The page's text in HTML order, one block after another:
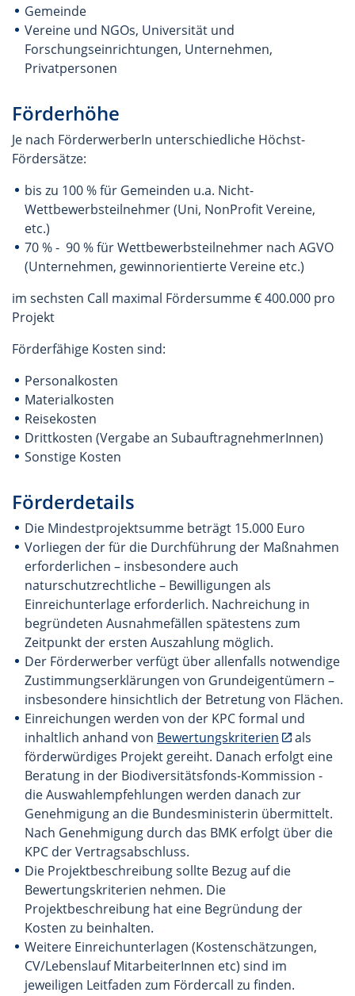
Gemeinde
Vereine und NGOs, Universität und
Forschungseinrichtungen, Unternehmen,
Privatpersonen
Förderhöhe
Je nach FörderwerberIn unterschiedliche Höchst-
Fördersätze:
bis zu 100 % für Gemeinden u.a. Nicht-
Wettbewerbsteilnehmer (Uni, NonProfit Vereine,
etc.)
70 % - 90 % für Wettbewerbsteilnehmer nach AGVO
(Unternehmen, gewinnorientierte Vereine etc.)
im sechsten Call maximal Fördersumme € 400.000 pro
Projekt
Förderfähige Kosten sind:
Personalkosten
Materialkosten
Reisekosten
Drittkosten (Vergabe an SubauftragnehmerInnen)
Sonstige Kosten
Förderdetails
Die Mindestprojektsumme beträgt 15.000 Euro
Vorliegen der für die Durchführung der Maßnahmen
erforderlichen – insbesondere auch
naturschutzrechtliche – Bewilligungen als
Einreichunterlage erforderlich. Nachreichung in
begründeten Ausnahmefällen spätestens zum
Zeitpunkt der ersten Auszahlung möglich.
Der Förderwerber verfügt über allenfalls notwendige
Zustimmungserklärungen von Grundeigentümern –
insbesondere hinsichtlich der Betretung von Flächen.
Einreichungen werden von der KPC formal und
inhaltlich anhand von Bewertungskriterien
als
förderwürdiges Projekt gereiht. Danach erfolgt eine
Beratung in der Biodiversitätsfonds-Kommission -
die Auswahlempfehlungen werden danach zur
Genehmigung an die Bundesministerin übermittelt.
Nach Genehmigung durch das BMK erfolgt über die
KPC der Vertragsabschluss.
Die Projektbeschreibung sollte Bezug auf die
Bewertungskriterien nehmen. Die
Projektbeschreibung hat eine Begründung der
Kosten zu beinhalten.
Weitere Einreichunterlagen (Kostenschätzungen,
CV/Lebenslauf MitarbeiterInnen etc) sind im
jeweiligen Leitfaden zum Fördercall zu finden.